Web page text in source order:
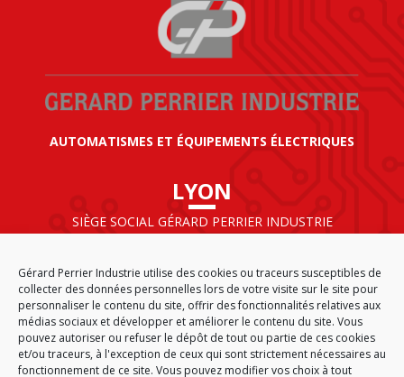
Gérard Perrier Industrie utilise des cookies ou traceurs susceptibles de
collecter des données personnelles lors de votre visite sur le site pour
personnaliser le contenu du site, offrir des fonctionnalités relatives aux
médias sociaux et développer et améliorer le contenu du site. Vous
pouvez autoriser ou refuser le dépôt de tout ou partie de ces cookies
et/ou traceurs, à l'exception de ceux qui sont strictement nécessaires au
fonctionnement de ce site. Vous pouvez modifier vos choix à tout
AUTOMATISMES ET ÉQUIPEMENTS ÉLECTRIQUES
LYON
SIÈGE SOCIAL GÉRARD PERRIER INDUSTRIE
69125 LYON AÉROPORT SAINT EXUPÉRY
FRANCE